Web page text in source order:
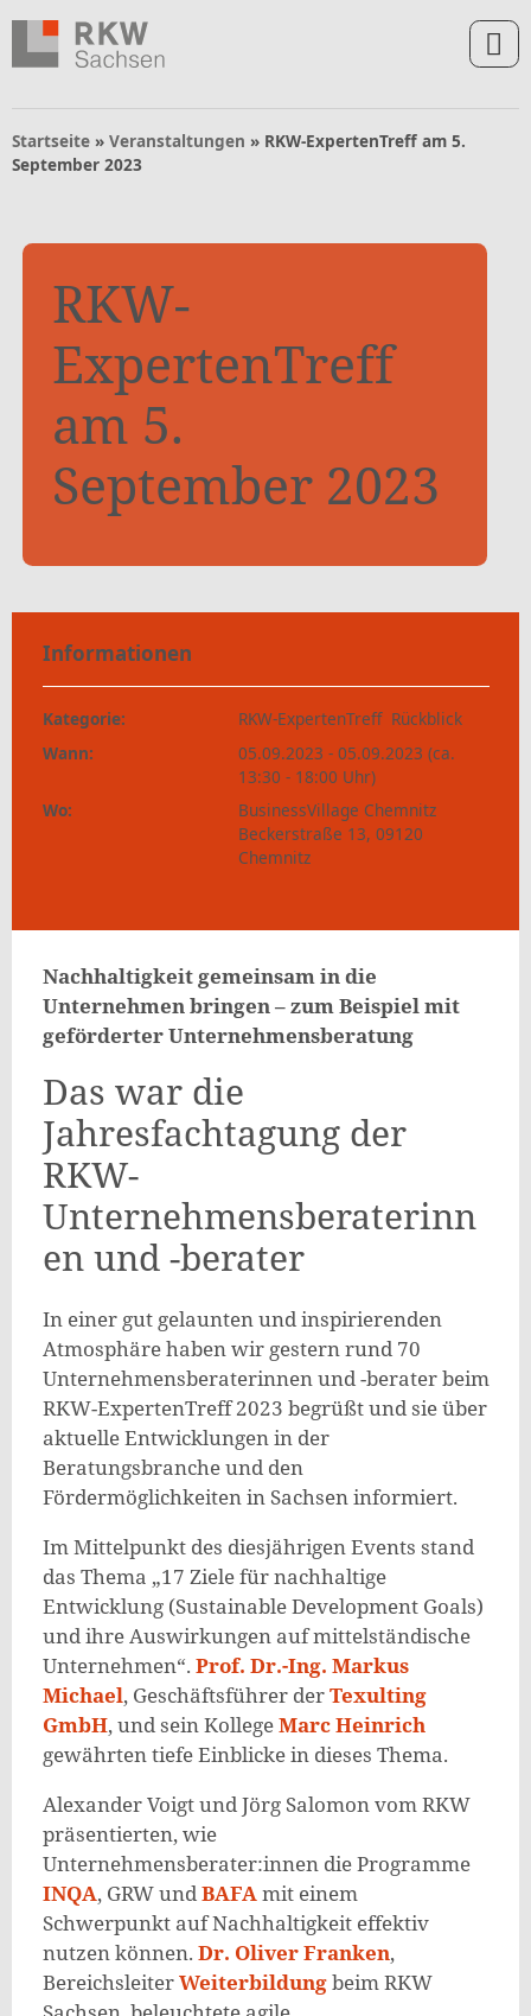
Zum Inhalt springen
Zur Navigation springen
Zum Fußbereich und Kontakt springen
Startseite » Veranstaltungen » RKW-ExpertenTreff am 5.
September 2023
RKW-
ExpertenTreff
am 5.
September 2023
Informationen
Kategorie: RKW-ExpertenTreff Rückblick
Wann:
05.09.2023 - 05.09.2023 (ca.
13:30 - 18:00 Uhr)
Wo:
BusinessVillage Chemnitz
Beckerstraße 13, 09120
Chemnitz
Nachhaltigkeit gemeinsam in die
Unternehmen bringen – zum Beispiel mit
geförderter Unternehmensberatung
Das war die
Jahresfachtagung der
RKW-
Unternehmensberaterinn
en und -berater
In einer gut gelaunten und inspirierenden
Atmosphäre haben wir gestern rund 70
Unternehmensberaterinnen und -berater beim
RKW-ExpertenTreff 2023 begrüßt und sie über
aktuelle Entwicklungen in der
Beratungsbranche und den
Fördermöglichkeiten in Sachsen informiert.
Im Mittelpunkt des diesjährigen Events stand
das Thema „17 Ziele für nachhaltige
Entwicklung (Sustainable Development Goals)
und ihre Auswirkungen auf mittelständische
Unternehmen“. Prof. Dr.-Ing. Markus
Michael, Geschäftsführer derTexulting
GmbH, und sein KollegeMarc Heinrich
gewährten tiefe Einblicke in dieses Thema.
Alexander Voigt und Jörg Salomon vom RKW
präsentierten, wie
Unternehmensberater:innen die Programme
INQA, GRW undBAFAmit einem
Schwerpunkt auf Nachhaltigkeit effektiv
nutzen können. Dr. Oliver Franken,
BereichsleiterWeiterbildungbeim RKW